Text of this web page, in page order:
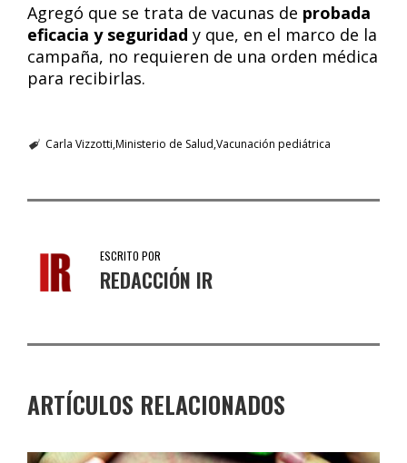
Agregó que se trata de vacunas de probada
eficacia y seguridad y que, en el marco de la
campaña, no requieren de una orden médica
para recibirlas.
Carla Vizzotti Ministerio de Salud Vacunación pediátrica
ESCRITO POR
REDACCIÓN IR
ARTÍCULOS RELACIONADOS